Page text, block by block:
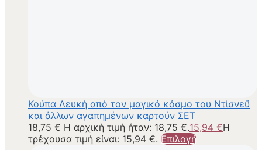
Κούπα Λευκή από τον μαγικό κόσμο του Ντίσνεϋ
και άλλων αγαπημένων καρτούν ΣΕΤ
18,75€ Η αρχική τιμή ήταν: 18,75 €.15,94 €Η
τρέχουσα τιμή είναι: 15,94 €. Επιλογή